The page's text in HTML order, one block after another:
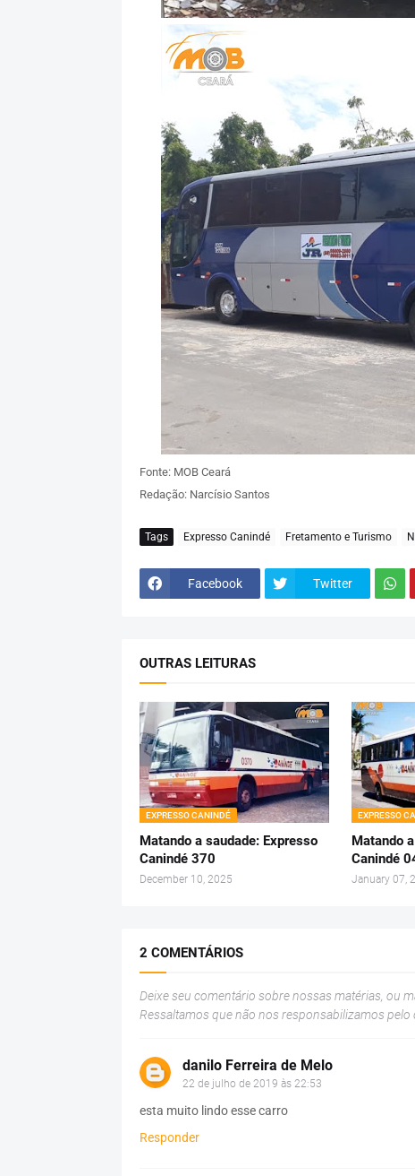
Fonte: MOB Ceará
Redação: Narcísio Santos
Tags Expresso Canindé Fretamento e Turismo
Facebook Twitter
OUTRAS LEITURAS
EXPRESSO CANINDÉ
Matando a saudade: Expresso
Canindé 370
December 10, 2025
EXPRESSO
Matando
Canindé
January 07,
2 COMENTÁRIOS
Deixe seu comentário sobre nossas matérias, ou
Ressaltamos que não nos responsabilizamos
danilo Ferreira de Melo
22 de julho de 2019 às 22:53
esta muito lindo esse carro
Responder